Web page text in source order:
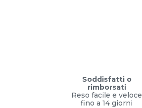
Soddisfatti o
rimborsati
Reso facile e veloce
fino a 14 giorni